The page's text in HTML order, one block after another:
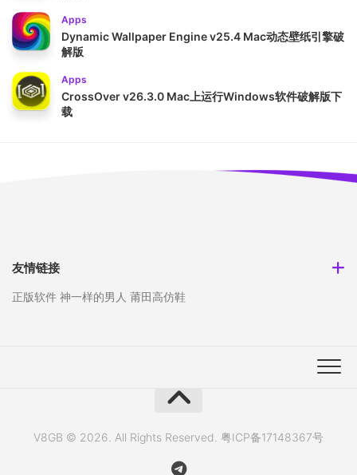
Apps
Dynamic Wallpaper Engine v25.4 Mac动态壁纸引擎破
解版
Apps
CrossOver v26.3.0 Mac上运行Windows软件破解版下
载
友情链接
正版软件 神一样的男人 莆田高仿鞋
V8GB © 2026. All Rights Reserved. 粤ICP备17148367号